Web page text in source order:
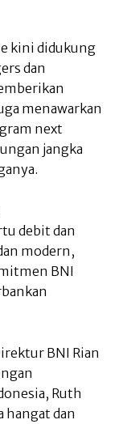
kini didukung
dan
menawarkan
next
jangka
debit dan
modern,
BNI
BNI Rian
Ruth
hangat dan